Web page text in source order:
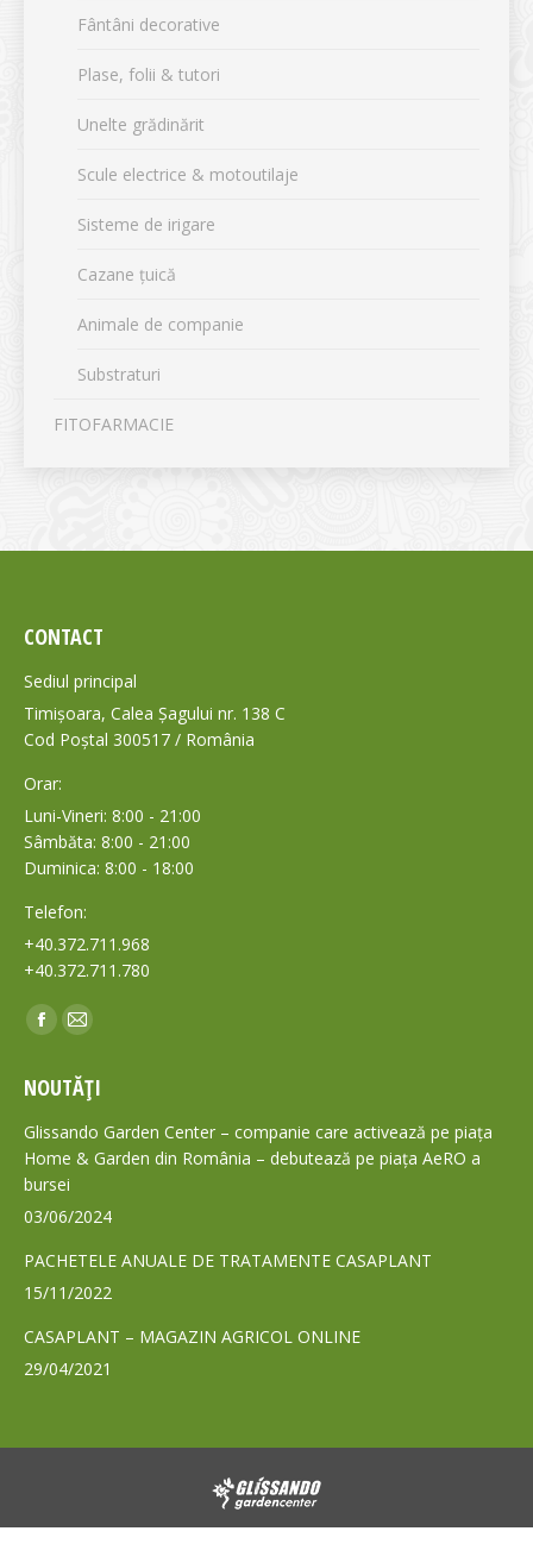
Fântâni decorative
Plase, folii & tutori
Unelte grădinărit
Scule electrice & motoutilaje
Sisteme de irigare
Cazane țuică
Animale de companie
Substraturi
FITOFARMACIE
CONTACT
Sediul principal
Timișoara, Calea Șagului nr. 138 C
Cod Poștal 300517 / România
Orar:
Luni-Vineri: 8:00 - 21:00
Sâmbăta: 8:00 - 21:00
Duminica: 8:00 - 18:00
Telefon:
+40.372.711.968
+40.372.711.780
Find us on:
Facebook
opens
in
new
window
Mail
opens
in
new
NOUTĂȚI
Glissando Garden Center – companie care activează pe piața
Home & Garden din România – debutează pe piața AeRO a
bursei
03/06/2024
PACHETELE ANUALE DE TRATAMENTE CASAPLANT
15/11/2022
CASAPLANT – MAGAZIN AGRICOL ONLINE
29/04/2021